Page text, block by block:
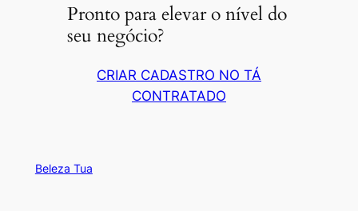
Pronto para elevar o nível do
seu negócio?
CRIAR CADASTRO NO TÁ
CONTRATADO
Beleza Tua